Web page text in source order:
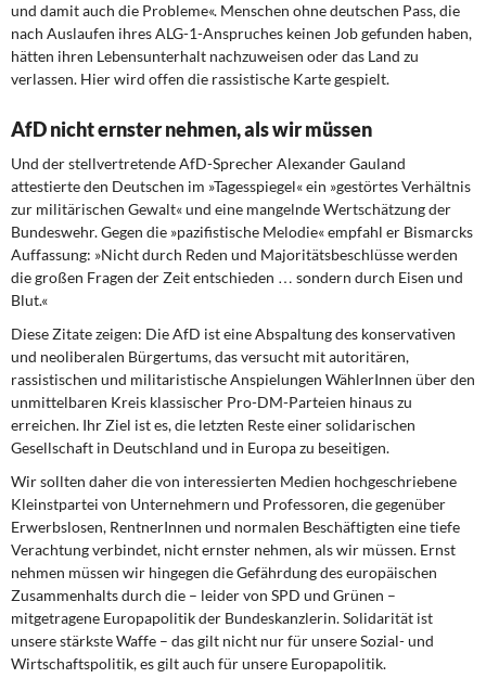
und damit auch die Probleme«. Menschen ohne deutschen Pass, die
nach Auslaufen ihres ALG-1-Anspruches keinen Job gefunden haben,
hätten ihren Lebensunterhalt nachzuweisen oder das Land zu
verlassen. Hier wird offen die rassistische Karte gespielt.
AfD nicht ernster nehmen, als wir müssen
Und der stellvertretende AfD-Sprecher Alexander Gauland
attestierte den Deutschen im »Tagesspiegel« ein »gestörtes Verhältnis
zur militärischen Gewalt« und eine mangelnde Wertschätzung der
Bundeswehr. Gegen die »pazifistische Melodie« empfahl er Bismarcks
Auffassung: »Nicht durch Reden und Majoritätsbeschlüsse werden
die großen Fragen der Zeit entschieden … sondern durch Eisen und
Blut.«
Diese Zitate zeigen: Die AfD ist eine Abspaltung des konservativen
und neoliberalen Bürgertums, das versucht mit autoritären,
rassistischen und militaristische Anspielungen WählerInnen über den
unmittelbaren Kreis klassischer Pro-DM-Parteien hinaus zu
erreichen. Ihr Ziel ist es, die letzten Reste einer solidarischen
Gesellschaft in Deutschland und in Europa zu beseitigen.
Wir sollten daher die von interessierten Medien hochgeschriebene
Kleinstpartei von Unternehmern und Professoren, die gegenüber
Erwerbslosen, RentnerInnen und normalen Beschäftigten eine tiefe
Verachtung verbindet, nicht ernster nehmen, als wir müssen. Ernst
nehmen müssen wir hingegen die Gefährdung des europäischen
Zusammenhalts durch die – leider von SPD und Grünen –
mitgetragene Europapolitik der Bundeskanzlerin. Solidarität ist
unsere stärkste Waffe – das gilt nicht nur für unsere Sozial- und
Wirtschaftspolitik, es gilt auch für unsere Europapolitik.